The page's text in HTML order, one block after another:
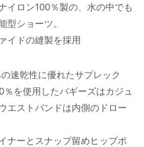
イロン100％製の、水の中でも
型ショーツ。
イドの縫製を採用
速乾性に優れたサプレック
を使用したバギーズはカジュ
エストバンドは内側のドロー
ナーとスナップ留めヒップポ